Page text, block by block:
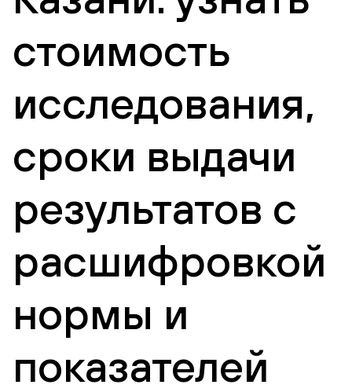
стоимость
исследования,
сроки выдачи
результатов с
расшифровкой
нормы и
показателей